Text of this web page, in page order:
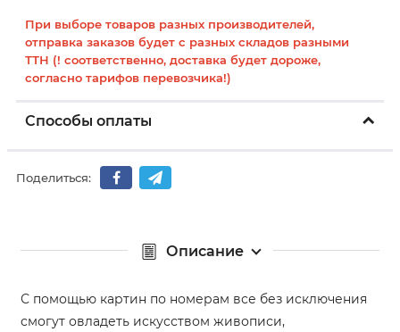
При выборе товаров разных производителей,
отправка заказов будет с разных складов разными
ТТН (! соответственно, доставка будет дороже,
согласно тарифов перевозчика!)
Способы оплаты
Поделиться:
Описание
С помощью картин по номерам все без исключения
смогут овладеть искусством живописи,